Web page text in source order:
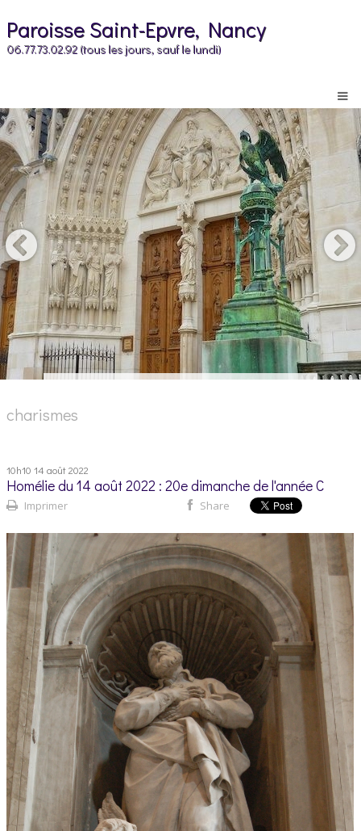
Paroisse Saint-Epvre, Nancy
06.77.73.02.92 (tous les jours, sauf le lundi)
charismes
10h10 14 août 2022
Homélie du 14 août 2022 : 20e dimanche de l'année C
Imprimer Share